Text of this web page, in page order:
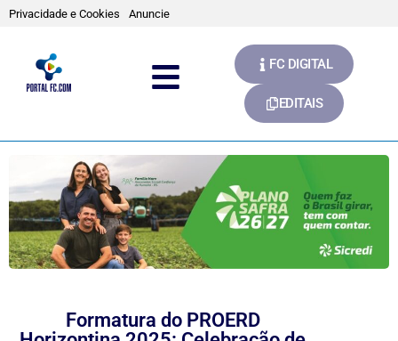
Privacidade e Cookies Anuncie
FC DIGITAL
EDITAIS
Formatura do PROERD